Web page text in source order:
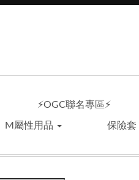
⚡OGC聯名專區⚡
M屬性用品 保險套